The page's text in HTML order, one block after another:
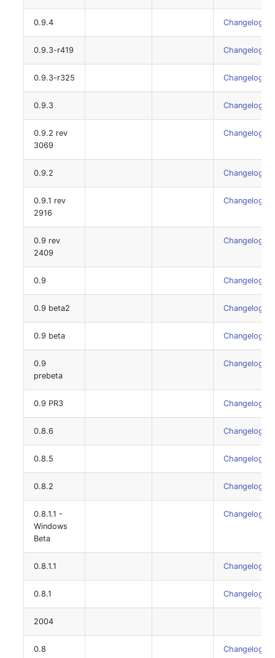
0.9.4 Changelog
0.9.3-r419 Changelog
0.9.3-r325 Changelog
0.9.3 Changelog
0.9.2 rev
3069
Changelog
0.9.2 Changelog
0.9.1 rev
2916
Changelog
0.9 rev
2409
Changelog
0.9 Changelog
0.9 beta2 Changelog
0.9 beta Changelog
0.9
prebeta
Changelog
0.9 PR3 Changelog
0.8.6 Changelog
0.8.5 Changelog
0.8.2 Changelog
0.8.1.1 -
Windows
Beta
Changelog
0.8.1.1 Changelog
0.8.1 Changelog
2004
0.8 Changelog